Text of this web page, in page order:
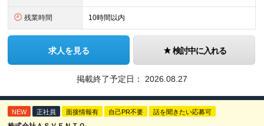
残業時間 10時間以内
求人を見る 検討中に入れる
掲載終了予定日： 2026.08.27
NEW 正社員 面接情報有 自己PR不要 話を聞きたい応募可